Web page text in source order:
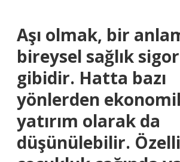
Aşı olmak, bir
bireysel sağlık
gibidir. Hatta bazı
yönlerden
yatırım olarak da
düşünülebilir.